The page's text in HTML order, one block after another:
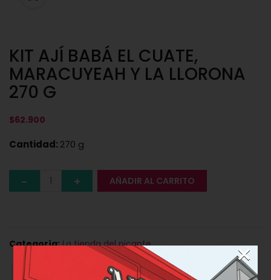
KIT AJÍ BABÁ EL CUATE,
MARACUYEAH Y LA LLORONA
270 G
$62.900
Cantidad:270 g
AÑADIR AL CARRITO
Categoría: La tienda del picante ×